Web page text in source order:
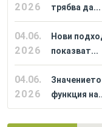
2026
трябва да...
04.06.
2026
Нови
показват...
04.06.
2026
функция